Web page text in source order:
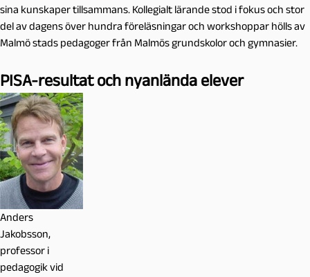
sina kunskaper tillsammans. Kollegialt lärande stod i fokus och stor
del av dagens över hundra föreläsningar och workshoppar hölls av
Malmö stads pedagoger från Malmös grundskolor och gymnasier.
PISA-resultat och nyanlända elever
Anders
Jakobsson,
professor i
pedagogik vid